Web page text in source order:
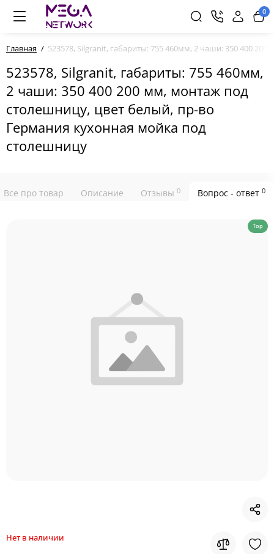
0
Главная 523578, Silgranit, габариты: 755 460мм, 2 чаши: 350 400
523578, Silgranit, габариты: 755 460мм,
2 чаши: 350 400 200 мм, монтаж под
столешницу, цвет белый, пр-во
Германия кухонная мойка под
столешницу
Все про товар Описание Отзывы 0 Вопрос - ответ 0
Top
Нет в наличии